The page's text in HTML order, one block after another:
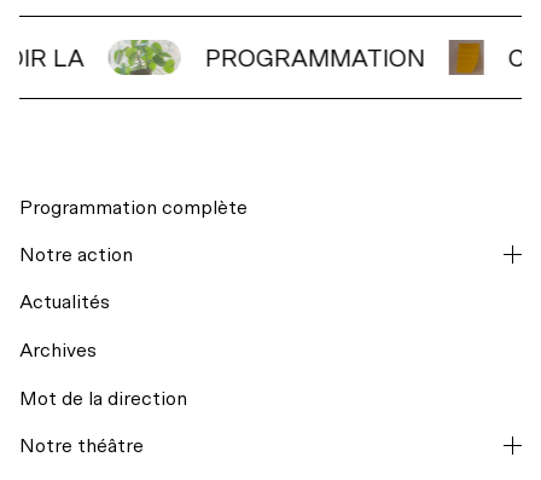
LA PROGRAMMATION
Programmation complète
Notre action
La codiffusion
Actualités
Archives
Mot de la direction
Notre théâtre